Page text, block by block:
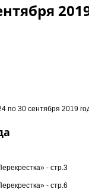
по 30 сентября